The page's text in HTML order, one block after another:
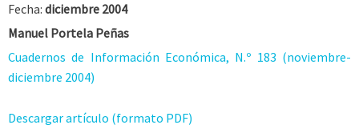
Fecha: diciembre 2004
Manuel Portela Peñas
Cuadernos de Información Económica, N.º 183 (noviembre-
diciembre 2004)
Descargar artículo (formato PDF)